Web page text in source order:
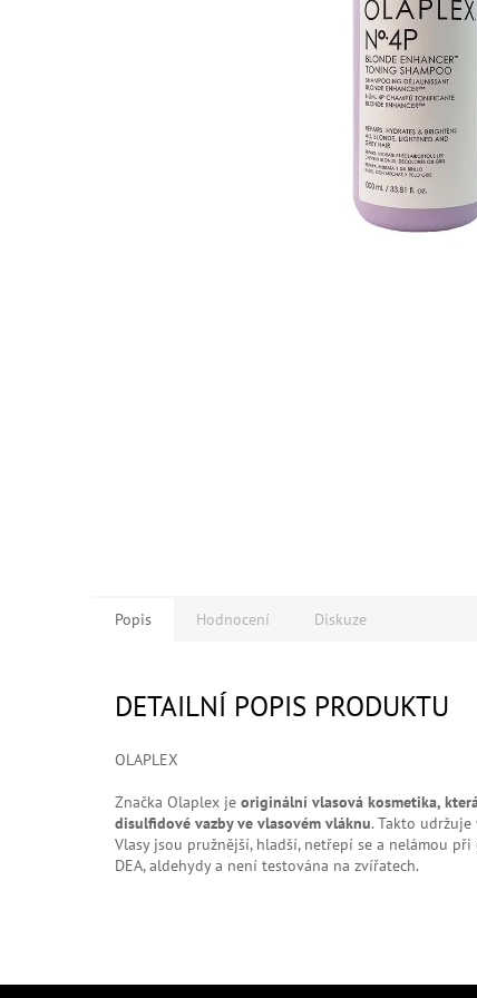
Popis Hodnocení Diskuze
DETAILNÍ POPIS PRODUKTU
OLAPLEX
Značka Olaplex je originální vlasová kosmetika,
disulfidové vazby ve vlasovém vláknu. Takto
Vlasy jsou pružnější, hladší, netřepí se a nelámou
DEA, aldehydy a není testována na zvířatech.